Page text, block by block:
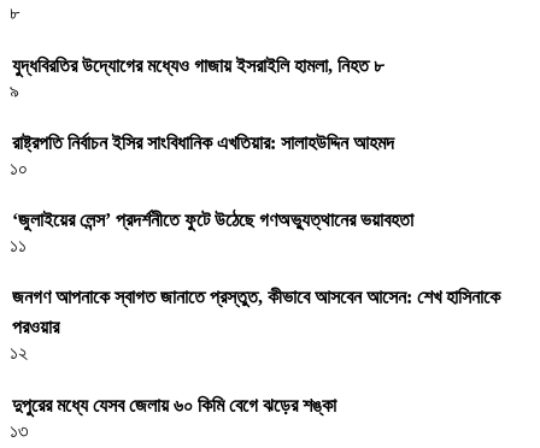
৮
যুদ্ধবিরতির উদ্যোগের মধ্যেও গাজায় ইসরাইলি হামলা, নিহত ৮
৯
রাষ্ট্রপতি নির্বাচন ইসির সাংবিধানিক এখতিয়ার: সালাহউদ্দিন আহমদ
১০
‘জুলাইয়ের লেন্স’ প্রদর্শনীতে ফুটে উঠেছে গণঅভ্যুত্থানের ভয়াবহতা
১১
জনগণ আপনাকে স্বাগত জানাতে প্রস্তুত, কীভাবে আসবেন আসেন: শেখ হাসিনাকে
পরওয়ার
১২
দুপুরের মধ্যে যেসব জেলায় ৬০ কিমি বেগে ঝড়ের শঙ্কা
১৩